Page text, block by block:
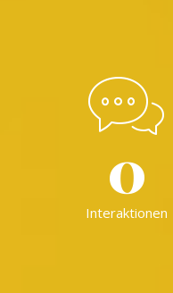
0
Interaktionen